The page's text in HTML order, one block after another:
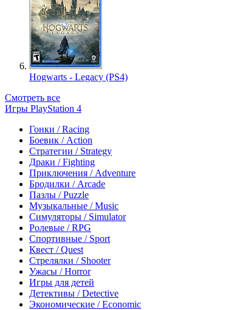
Hogwarts - Legacy (PS4)
Смотреть все
Игры PlayStation 4
Гонки / Racing
Боевик / Action
Стратегии / Strategy
Драки / Fighting
Приключения / Adventure
Бродилки / Arcade
Пазлы / Puzzle
Музыкальные / Music
Симуляторы / Simulator
Ролевые / RPG
Спортивные / Sport
Квест / Quest
Стрелялки / Shooter
Ужасы / Horror
Игры для детей
Детективы / Detective
Экономические / Economic